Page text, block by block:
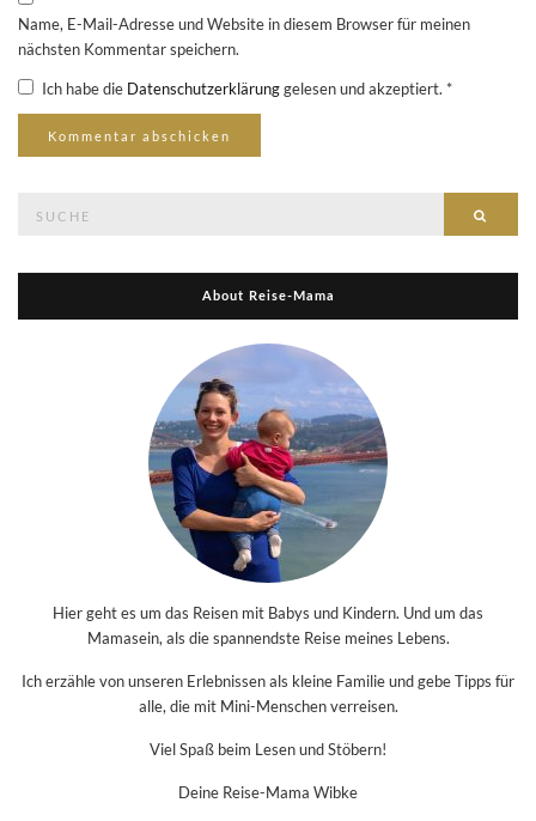
Name, E-Mail-Adresse und Website in diesem Browser für meinen
nächsten Kommentar speichern.
Ich habe die Datenschutzerklärunggelesen und akzeptiert. *
About Reise-Mama
Hier geht es um das Reisen mit Babys und Kindern. Und um das
Mamasein, als die spannendste Reise meines Lebens.
Ich erzähle von unseren Erlebnissen als kleine Familie und gebe Tipps für
alle, die mit Mini-Menschen verreisen.
Viel Spaß beim Lesen und Stöbern!
Deine Reise-Mama Wibke